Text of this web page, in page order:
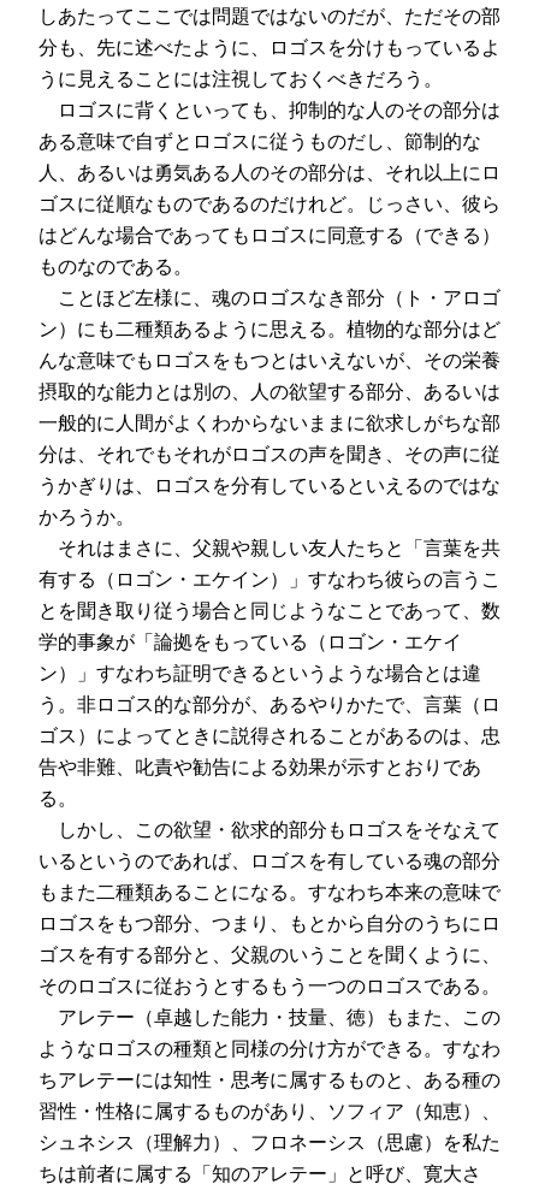
しあたってここでは問題ではないのだが、ただその部
分も、先に述べたように、ロゴスを分けもっているよ
うに見えることには注視しておくべきだろう。
ロゴスに背くといっても、抑制的な人のその部分は
ある意味で自ずとロゴスに従うものだし、節制的な
人、あるいは勇気ある人のその部分は、それ以上にロ
ゴスに従順なものであるのだけれど。じっさい、彼ら
はどんな場合であってもロゴスに同意する（できる）
ものなのである。
ことほど左様に、魂のロゴスなき部分（ト・アロゴ
ン）にも二種類あるように思える。植物的な部分はど
んな意味でもロゴスをもつとはいえないが、その栄養
摂取的な能力とは別の、人の欲望する部分、あるいは
一般的に人間がよくわからないままに欲求しがちな部
分は、それでもそれがロゴスの声を聞き、その声に従
うかぎりは、ロゴスを分有しているといえるのではな
かろうか。
それはまさに、父親や親しい友人たちと「言葉を共
有する（ロゴン・エケイン）」すなわち彼らの言うこ
とを聞き取り従う場合と同じようなことであって、数
学的事象が「論拠をもっている（ロゴン・エケイ
ン）」すなわち証明できるというような場合とは違
う。非ロゴス的な部分が、あるやりかたで、言葉（ロ
ゴス）によってときに説得されることがあるのは、忠
告や非難、叱責や勧告による効果が示すとおりであ
る。
しかし、この欲望・欲求的部分もロゴスをそなえて
いるというのであれば、ロゴスを有している魂の部分
もまた二種類あることになる。すなわち本来の意味で
ロゴスをもつ部分、つまり、もとから自分のうちにロ
ゴスを有する部分と、父親のいうことを聞くように、
そのロゴスに従おうとするもう一つのロゴスである。
アレテー（卓越した能力・技量、徳）もまた、この
ようなロゴスの種類と同様の分け方ができる。すなわ
ちアレテーには知性・思考に属するものと、ある種の
習性・性格に属するものがあり、ソフィア（知恵）、
シュネシス（理解力）、フロネーシス（思慮）を私た
ちは前者に属する「知のアレテー」と呼び、寛大さ